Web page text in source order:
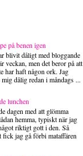
på benen igen
blivit dåligt med bloggande
veckan, men det beror på att
har haft någon ork. Jag
mig dålig redan i måndags ...
lunchen
dagen med att glömma
hemma, typiskt när jag
riktigt gott i den. Så
fick jag gå förbi mataffären